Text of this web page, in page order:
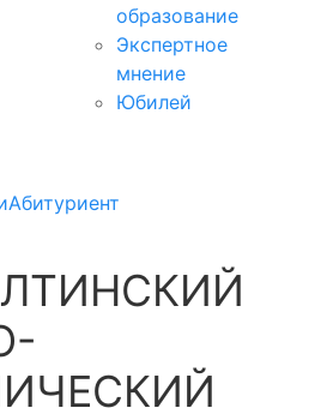
образование
Экспертное
мнение
Юбилей
Абитуриент